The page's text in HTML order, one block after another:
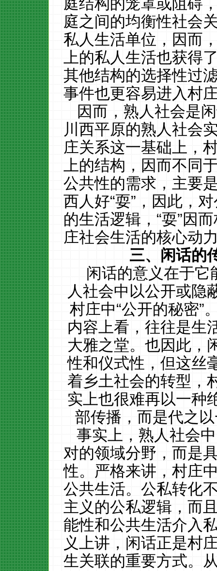
庭之间的均衡性社会
私人生活单位，因而
上的私人生活也获得
其他结构的选择性过
事件也更容易进入村
因而，熟人社会是
川西平原的熟人社会
庄关系这一基础上，
上的结构，因而不同
公共性的需求，主要
西人好“耍”，因此，
的生活逻辑，“耍”因
庄社会生活的核心动
三、闲话的
闲话的意义在于它
人社会中以公开或隐
村庄中“公开的秘密”
内容上看，往往是生
大雅之堂。也因此，
性和仪式性，但这丝
着乡土社会的转型，
实上也很难再以一种
部传播，而是代之
事实上，熟人社会
对的领域分野，而是
性。严格来讲，村庄
公共生活。公私转化
主义的公私逻辑，而
能性和公共生活介入
义上讲，闲话正是村
生关联的重要方式。